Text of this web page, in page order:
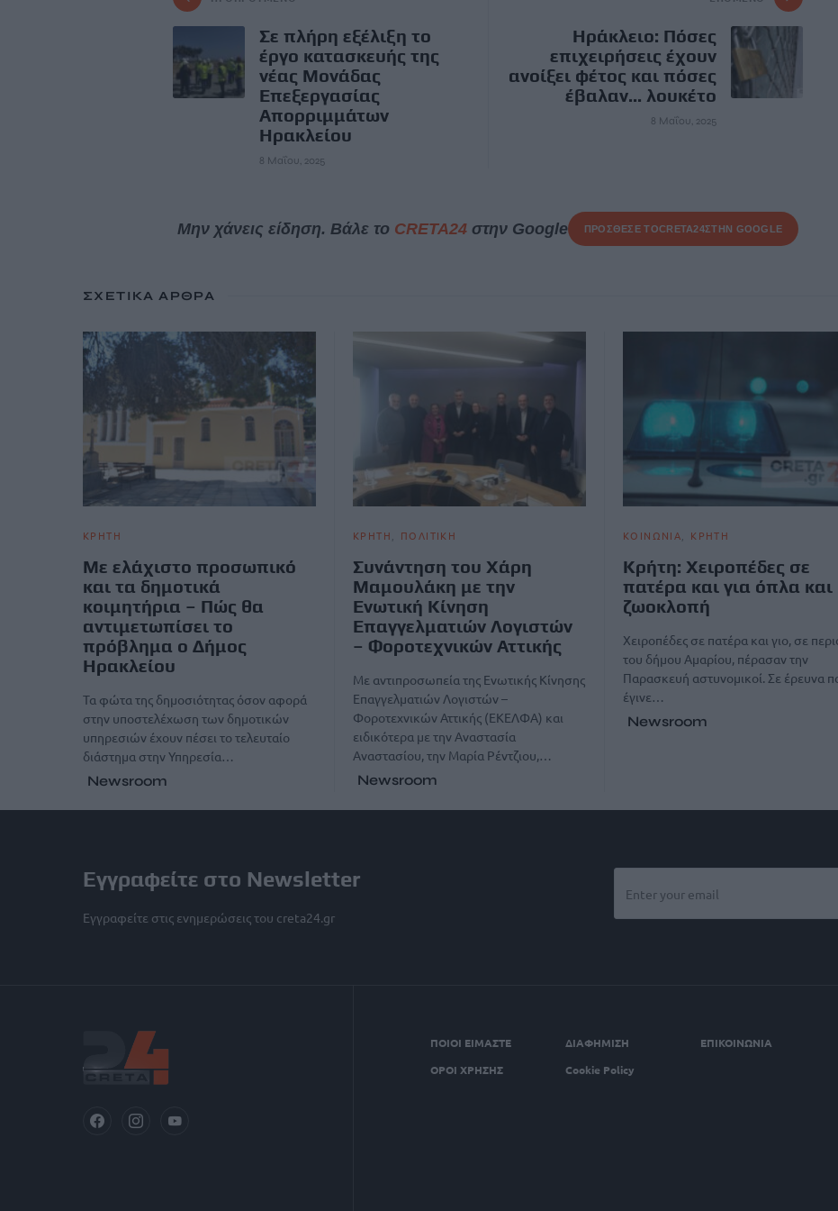
Σε πλήρη εξέλιξη το
έργο κατασκευής της
νέας Μονάδας
Επεξεργασίας
Απορριμμάτων
Ηρακλείου
8 Μαΐου, 2025
Ηράκλειο: Πόσες
επιχειρήσεις έχουν
ανοίξει φέτος και πόσες
έβαλαν... λουκέτο
8 Μαΐου, 2025
Μην χάνεις είδηση. Βάλε το CRETA24στην Google ΠΡΟΣΘΕΣΕ ΤΟCRETA24ΣΤΗΝ GOOGLE
ΣΧΕΤΙΚΆ ΆΡΘΡΑ
ΚΡΗΤΗ
Με ελάχιστο προσωπικό
και τα δημοτικά
κοιμητήρια – Πώς θα
αντιμετωπίσει το
πρόβλημα ο Δήμος
Ηρακλείου
Τα φώτα της δημοσιότητας όσον αφορά
στην υποστελέχωση των δημοτικών
υπηρεσιών έχουν πέσει το τελευταίο
διάστημα στην Υπηρεσία…
Newsroom
ΚΡΗΤΗ ΠΟΛΙΤΙΚΗ
Συνάντηση του Χάρη
Μαμουλάκη με την
Ενωτική Κίνηση
Επαγγελματιών Λογιστών
– Φοροτεχνικών Αττικής
Με αντιπροσωπεία της Ενωτικής Κίνησης
Επαγγελματιών Λογιστών –
Φοροτεχνικών Αττικής (ΕΚΕΛΦΑ) και
ειδικότερα με την Αναστασία
Αναστασίου, την Μαρία Ρέντζιου,…
Newsroom
ΚΟΙΝΩΝΙΑ ΚΡΗΤΗ
Κρήτη: Χειροπέδες σε
πατέρα και για όπλα και
ζωοκλοπή
Χειροπέδες σε πατέρα και γιο, σε
του δήμου Αμαρίου, πέρασαν την
Παρασκευή αστυνομικοί. Σε έρευνα
έγινε…
Newsroom
Εγγραφείτε στο Newsletter
Εγγραφείτε στις ενημερώσεις του creta24.gr
ΠΟΙΟΙ ΕΙΜΑΣΤΕ ΔΙΑΦΗΜΙΣΗ
ΕΠΙΚΟΙΝΩΝΙΑ
ΟΡΟΙ ΧΡΗΣΗΣ
Cookie Policy